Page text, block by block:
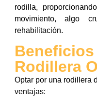
rodilla,
movimiento, algo
rehabilitación.
Rodillera
Optar por una rodillera
ventajas: